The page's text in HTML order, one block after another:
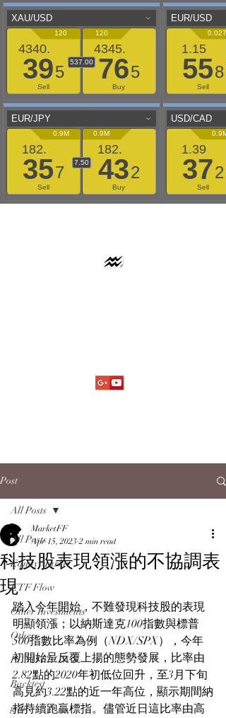
Post
All Posts
Equity Market
ETF Flow
Other Investments
Others
FUND FLOWS
Backtest
gold
All Posts
科技股表現領漲的不協調表
現
MarketFF
Apr 15, 2023 2 min read
踏入今年開始，不難發現科技股的表現
明顯領漲；以納斯達克100指數與標普
500指數比率為例（NDX/SPX），今年
初開始呈反覆上揚的態勢發展，比率由
2.82點的2020年初低位回升，至3月下旬
高見約3.22點的近一年高位，顯示期間納
指持續跑贏標指。儘管近日這比率由高